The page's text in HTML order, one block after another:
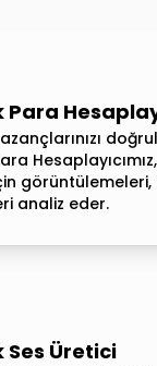
Para
analiz eder.
Ses Üretici